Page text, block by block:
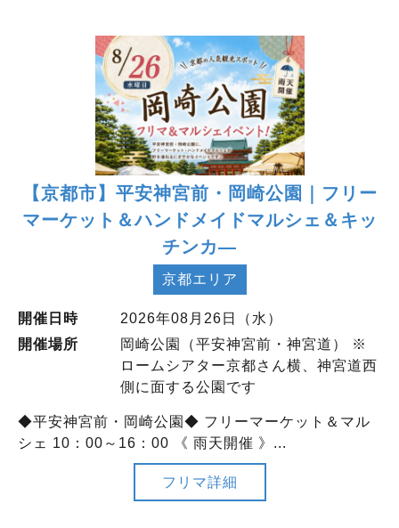
【京都市】平安神宮前・岡崎公園｜フリー
マーケット＆ハンドメイドマルシェ＆キッ
チンカ―
京都エリア
開催日時
2026年08月26日（水）
開催場所
岡崎公園（平安神宮前・神宮道） ※
ロームシアター京都さん横、神宮道西
側に面する公園です
◆平安神宮前・岡崎公園◆ フリーマーケット＆マル
シェ 10：00～16：00 《 雨天開催 》...
フリマ詳細